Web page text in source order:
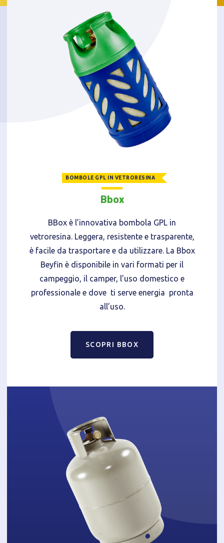
BOMBOLE GPL IN VETRORESINA
Bbox
BBox è l’innovativa bombola GPL in
vetroresina. Leggera, resistente e trasparente,
è facile da trasportare e da utilizzare. La Bbox
Beyfin è disponibile in vari formati per il
campeggio, il camper, l’uso domestico e
professionale e dove ti serve energia pronta
all’uso.
SCOPRI BBOX